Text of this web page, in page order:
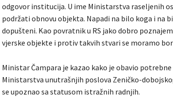
odgovor institucija. U ime Ministarstva raseljenih
podržati obnovu objekta. Napadi na bilo koga i na
dopušteni. Kao povratnik u RS jako dobro
vjerske objekte i protiv takvih stvari se moramo
Ministar Čampara je kazao kako je obavio
Ministarstva unutrašnjih poslova Zeničko-
se upoznao sa statusom istražnih radnjih.